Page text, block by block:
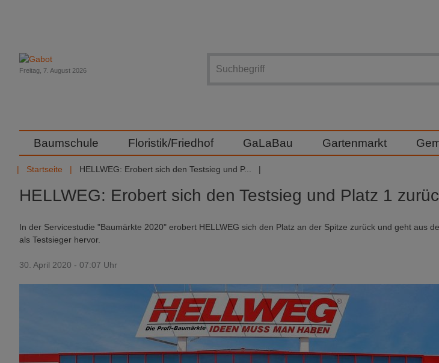
Freitag, 7. August 2026
Baumschule Floristik/Friedhof GaLaBau Gartenmarkt
Startseite HELLWEG: Erobert sich den Testsieg und P...
HELLWEG: Erobert sich den Testsieg und Platz 1
In der Servicestudie "Baumärkte 2020" erobert HELLWEG sich den Platz an der Spitze zurück und geht aus
als Testsieger hervor.
30. April 2020 - 07:07 Uhr